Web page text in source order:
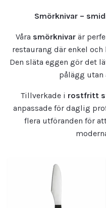
Smörknivar –
Våra smörknivarär
restaurang där enkel
Den släta eggen gör det
pålägg utan
Tillverkade i rostfritt
anpassade för daglig
flera utföranden för